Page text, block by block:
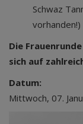
Schwaz
vorhanden!)
Die
sich auf
Datum:
Mittwoch, 07.